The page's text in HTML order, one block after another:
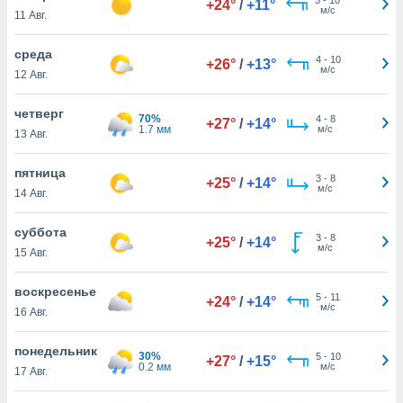
действия
рекламу
нашей
cookie
cookie
в
нашего
11 Авг.
+24° / +11°
м/с
среда
12 Авг.
+26° / +13° 4- 10
м/с
четверг
13 Авг.
70%
1.7 мм
+27° / +14° 4- 8
м/с
пятница
14 Авг.
+25° / +14° 3- 8
м/с
суббота
15 Авг.
+25° / +14° 3- 8
м/с
воскресенье
16 Авг.
+24° / +14° 5- 11
м/с
понедельник
17 Авг.
30%
0.2 мм
+27° / +15° 5- 10
м/с